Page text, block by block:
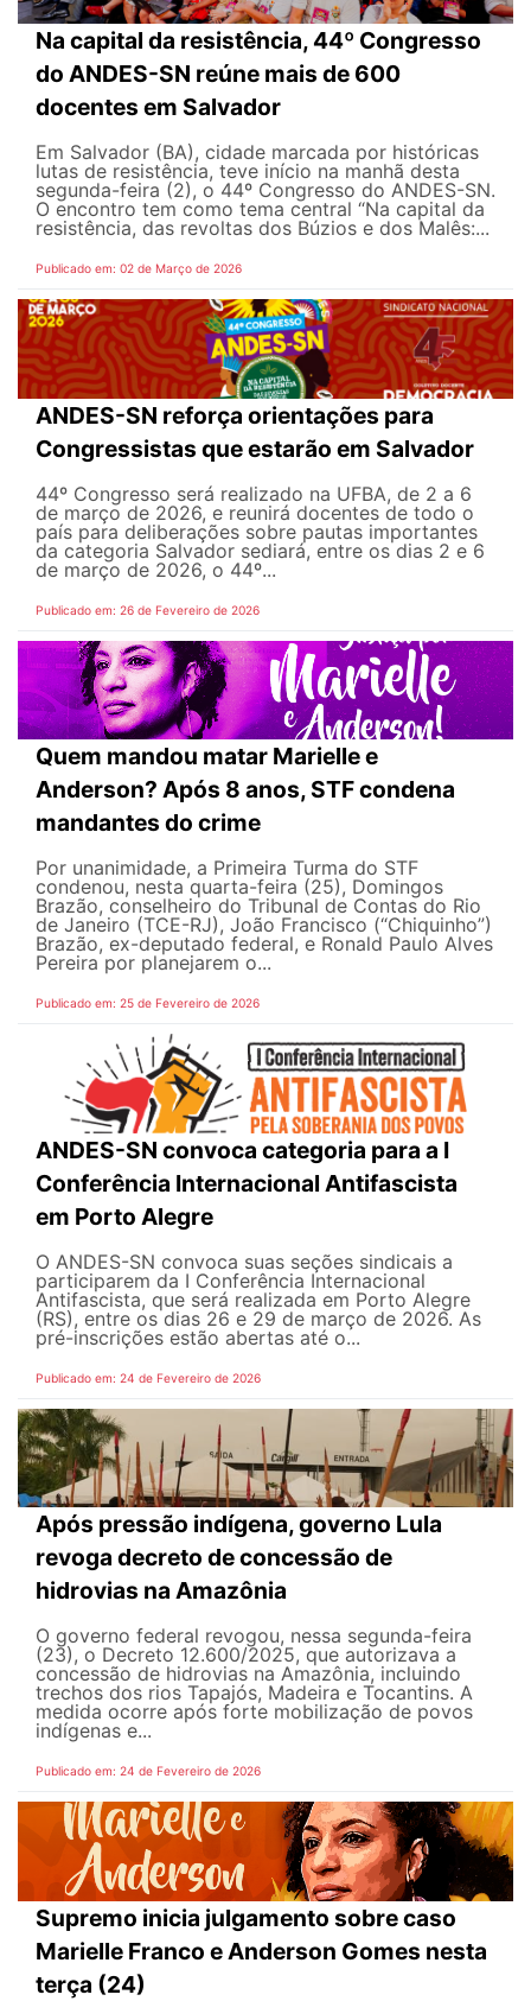
Na capital da resistência, 44º Congresso
do ANDES-SN reúne mais de 600
docentes em Salvador
Em Salvador (BA), cidade marcada por históricas
lutas de resistência, teve início na manhã desta
segunda-feira (2), o 44º Congresso do ANDES-SN.
O encontro tem como tema central “Na capital da
resistência, das revoltas dos Búzios e dos Malês:...
Publicado em: 02 de Março de 2026
ANDES-SN reforça orientações para
Congressistas que estarão em Salvador
44º Congresso será realizado na UFBA, de 2 a 6
de março de 2026, e reunirá docentes de todo o
país para deliberações sobre pautas importantes
da categoria Salvador sediará, entre os dias 2 e 6
de março de 2026, o 44º...
Publicado em: 26 de Fevereiro de 2026
Quem mandou matar Marielle e
Anderson? Após 8 anos, STF condena
mandantes do crime
Por unanimidade, a Primeira Turma do STF
condenou, nesta quarta-feira (25), Domingos
Brazão, conselheiro do Tribunal de Contas do Rio
de Janeiro (TCE-RJ), João Francisco (“Chiquinho”)
Brazão, ex-deputado federal, e Ronald Paulo Alves
Pereira por planejarem o...
Publicado em: 25 de Fevereiro de 2026
ANDES-SN convoca categoria para a I
Conferência Internacional Antifascista
em Porto Alegre
O ANDES-SN convoca suas seções sindicais a
participarem da I Conferência Internacional
Antifascista, que será realizada em Porto Alegre
(RS), entre os dias 26 e 29 de março de 2026. As
pré-inscrições estão abertas até o...
Publicado em: 24 de Fevereiro de 2026
Após pressão indígena, governo Lula
revoga decreto de concessão de
hidrovias na Amazônia
O governo federal revogou, nessa segunda-feira
(23), o Decreto 12.600/2025, que autorizava a
concessão de hidrovias na Amazônia, incluindo
trechos dos rios Tapajós, Madeira e Tocantins. A
medida ocorre após forte mobilização de povos
indígenas e...
Publicado em: 24 de Fevereiro de 2026
Supremo inicia julgamento sobre caso
Marielle Franco e Anderson Gomes nesta
terça (24)